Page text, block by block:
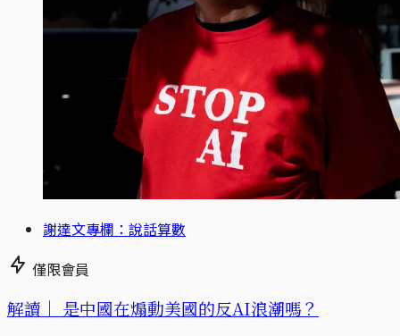
謝達文專欄：說話算數
僅限會員
解讀｜ 是中國在煽動美國的反AI浪潮嗎？